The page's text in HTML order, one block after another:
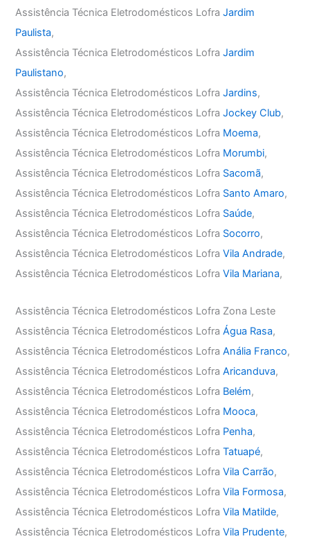
Assistência Técnica Eletrodomésticos LofraJardim
Paulista,
Assistência Técnica Eletrodomésticos LofraJardim
Paulistano,
Assistência Técnica Eletrodomésticos LofraJardins,
Assistência Técnica Eletrodomésticos LofraJockey Club,
Assistência Técnica Eletrodomésticos Lofra Moema,
Assistência Técnica Eletrodomésticos Lofra Morumbi,
Assistência Técnica Eletrodomésticos Lofra Sacomã,
Assistência Técnica Eletrodomésticos Lofra Santo Amaro,
Assistência Técnica Eletrodomésticos Lofra Saúde,
Assistência Técnica Eletrodomésticos Lofra Socorro,
Assistência Técnica Eletrodomésticos LofraVila Andrade,
Assistência Técnica Eletrodomésticos LofraVila Mariana,
Assistência Técnica Eletrodomésticos Lofra Zona Leste
Assistência Técnica Eletrodomésticos LofraÁgua Rasa,
Assistência Técnica Eletrodomésticos LofraAnália Franco,
Assistência Técnica Eletrodomésticos LofraAricanduva,
Assistência Técnica Eletrodomésticos Lofra Belém,
Assistência Técnica Eletrodomésticos Lofra Mooca,
Assistência Técnica Eletrodomésticos Lofra Penha,
Assistência Técnica Eletrodomésticos LofraTatuapé,
Assistência Técnica Eletrodomésticos LofraVila Carrão,
Assistência Técnica Eletrodomésticos LofraVila Formosa,
Assistência Técnica Eletrodomésticos LofraVila Matilde,
Assistência Técnica Eletrodomésticos LofraVila Prudente,